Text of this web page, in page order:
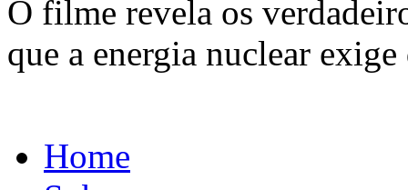
O filme revela os
que a energia nuclear
Home